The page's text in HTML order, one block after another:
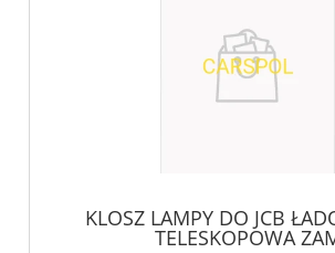
KLOSZ LAMPY DO JCB
TELESKOPOWA